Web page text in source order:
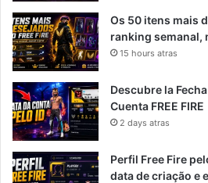
Os 50 itens mais
ranking semanal,
15 hours atras
Descubre la
Cuenta FREE FIRE
2 days atras
Perfil Free Fire
data de criação e